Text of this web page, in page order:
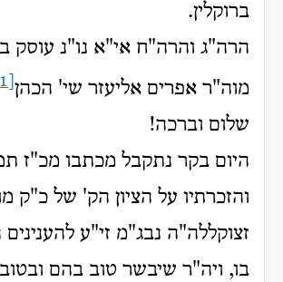
ברוקלין.
הרה"ג והרה"ח אי"א נו"נ עוסק
מוה"ר אפרים אליעזר שי' הכהן
שלום וברכה!
היום בקר נתקבל מכתבו מכ"ז
והזכרתיו על הציון הק' של כ"ק
זצוקללה"ה נבג"מ זי"ע
בו, ויה"ר שיבשר טוב בהם